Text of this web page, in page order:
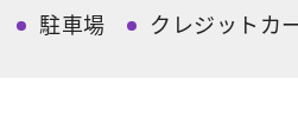
駐車場 クレジットカ